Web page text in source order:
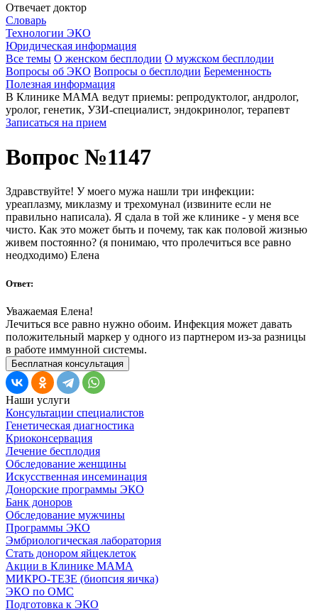
Отвечает доктор
Словарь
Технологии ЭКО
Юридическая информация
Все темы О женском бесплодии О мужском бесплодии
Вопросы об ЭКО Вопросы о бесплодии Беременность
Полезная информация
В Клинике МАМА ведут приемы: репродуктолог, андролог,
уролог, генетик, УЗИ-специалист, эндокринолог, терапевт
Записаться на прием
Вопрос №1147
Здравствуйте! У моего мужа нашли три инфекции:
уреаплазму, миклазму и трехомунал (извините если не
правильно написала). Я сдала в той же клинике - у меня все
чисто. Как это может быть и почему, так как половой жизнью
живем постоянно? (я понимаю, что пролечиться все равно
неодходимо) Елена
Ответ:
Уважаемая Елена!
Лечиться все равно нужно обоим. Инфекция может давать
положительный маркер у одного из партнером из-за разницы
в работе иммунной системы.
Бесплатная консультация
Наши услуги
Консультации специалистов
Генетическая диагностика
Криоконсервация
Лечение бесплодия
Обследование женщины
Искусственная инсеминация
Донорские программы ЭКО
Банк доноров
Обследование мужчины
Программы ЭКО
Эмбриологическая лаборатория
Стать донором яйцеклеток
Акции в Клинике МАМА
МИКРО-ТЕЗЕ (биопсия яичка)
ЭКО по ОМС
Подготовка к ЭКО